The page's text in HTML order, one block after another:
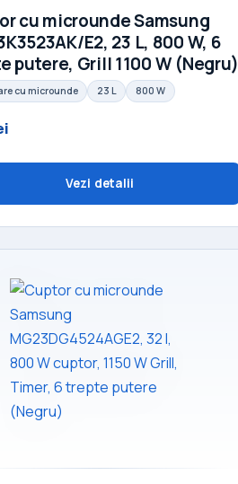
cu microunde Samsung
E2, 23 L, 800 W, 6
putere, Grill 1100 W (Negru)
cu microunde 23 L 800 W
Vezi detalii